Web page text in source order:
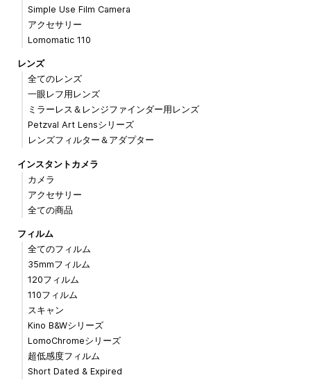
Simple Use Film Camera
アクセサリー
Lomomatic 110
レンズ
全てのレンズ
一眼レフ用レンズ
ミラーレス＆レンジファインダー用レンズ
Petzval Art Lensシリーズ
レンズフィルター＆アダプター
インスタントカメラ
カメラ
アクセサリー
全ての商品
フィルム
全てのフィルム
35mmフィルム
120フィルム
110フィルム
スキャン
Kino B&Wシリーズ
LomoChromeシリーズ
超低感度フィルム
Short Dated & Expired